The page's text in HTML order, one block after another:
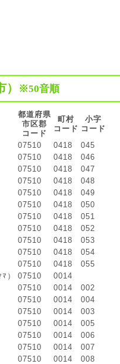
※50音順
都道府県
市区郡
コード
町村
コード
小字
コード
07510 0418
045
07510 0418
046
07510 0418
047
07510 0418
048
07510 0418
049
07510 0418
050
07510 0418
051
07510 0418
052
07510 0418
053
07510 0418
054
07510 0418
055
） 07510
0014
07510 0014
002
07510 0014
004
07510 0014
003
07510 0014
005
07510 0014
006
07510 0014
007
07510 0014
008